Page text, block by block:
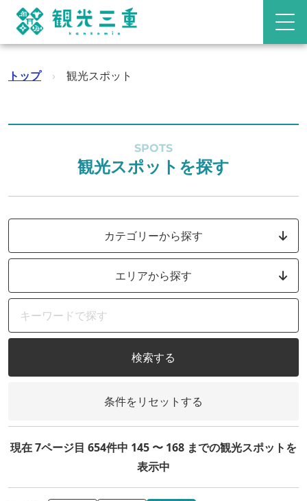
トップ › 観光スポット
SPOTS
観光スポットを探す
カテゴリーから探す
エリアから探す
検索する
条件をリセットする
現在 7ページ目 654件中 145 〜 168 までの観光スポットを
表示中